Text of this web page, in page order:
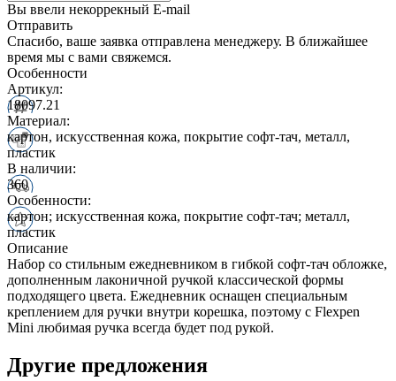
Вы ввели некоррекный E-mail
Отправить
Спасибо, ваше заявка отправлена менеджеру. В ближайшее
время мы с вами свяжемся.
Особенности
Артикул:
18097.21
Материал:
картон, искусственная кожа, покрытие софт-тач, металл,
пластик
В наличии:
360
Особенности:
картон; искусственная кожа, покрытие софт-тач; металл,
пластик
Описание
Набор со стильным ежедневником в гибкой софт-тач обложке,
дополненным лаконичной ручкой классической формы
подходящего цвета. Ежедневник оснащен специальным
креплением для ручки внутри корешка, поэтому с Flexpen
Mini любимая ручка всегда будет под рукой.
Другие предложения